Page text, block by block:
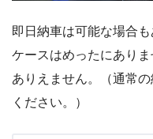
即日納車は可能な場合
ケースはめったにあり
ありえません。（通常
ください。）